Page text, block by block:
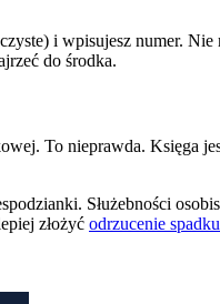
i wpisujesz numer.
do środka.
To nieprawda. Księga
Służebności
złożyć odrzucenie spadku